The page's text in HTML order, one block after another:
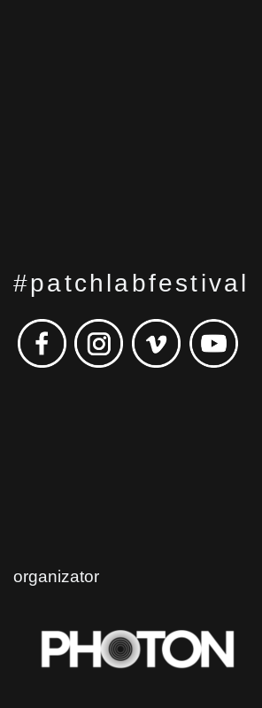
#patchlabfestival
organizator